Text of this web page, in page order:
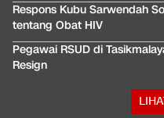
Respons Kubu Sarwendah
tentang Obat HIV
Pegawai RSUD di
Resign